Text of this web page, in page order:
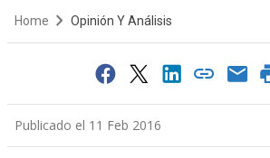
Home Opinión Y Análisis
Publicado el 11 Feb 2016